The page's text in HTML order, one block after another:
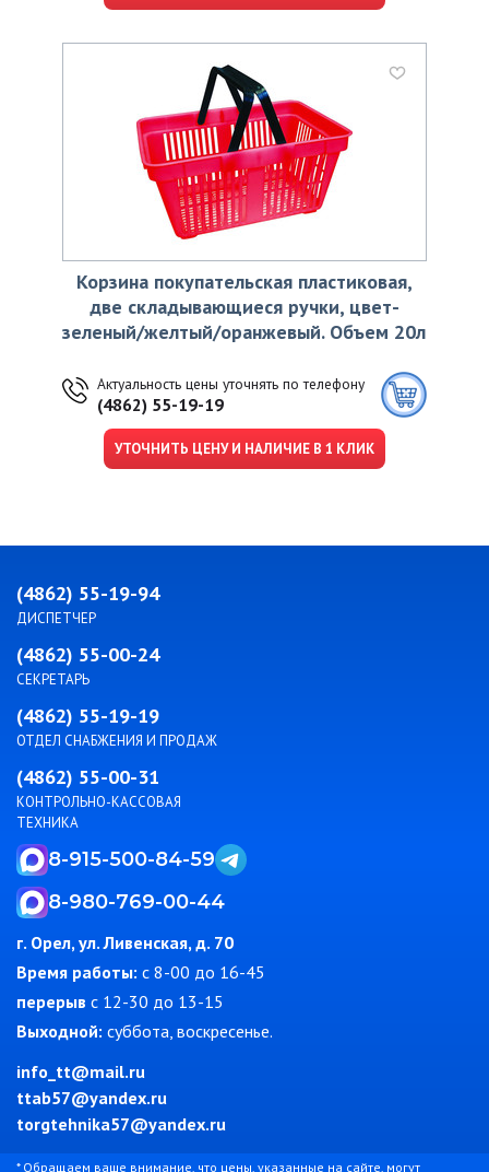
Корзина покупательская пластиковая,
две складывающиеся ручки, цвет-
зеленый/желтый/оранжевый. Объем 20л
Актуальность цены уточнять по телефону
(4862) 55-19-19
УТОЧНИТЬ ЦЕНУ И НАЛИЧИЕ В 1 КЛИК
(4862) 55-19-94
ДИСПЕТЧЕР
(4862) 55-00-24
СЕКРЕТАРЬ
(4862) 55-19-19
ОТДЕЛ СНАБЖЕНИЯ И ПРОДАЖ
(4862) 55-00-31
КОНТРОЛЬНО-КАССОВАЯ
ТЕХНИКА
8-915-500-84-59
8-980-769-00-44
г. Орел, ул. Ливенская, д. 70
Время работы: c 8-00 до 16-45
перерыв с 12-30 до 13-15
Выходной: суббота, воскресенье.
info_tt@mail.ru
ttab57@yandex.ru
torgtehnika57@yandex.ru
* Обращаем ваше внимание, что цены, указанные на сайте, могут